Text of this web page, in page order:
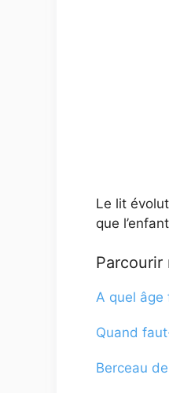
Le lit
que
Parcourir
A quel âge
Quand
Berceau